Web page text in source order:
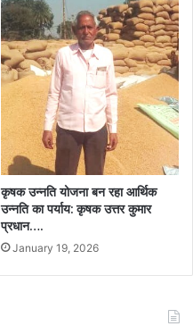
कृषक उन्नति योजना बन रहा आर्थिक
उन्नति का पर्याय: कृषक उत्तर कुमार
प्रधान….
January 19, 2026